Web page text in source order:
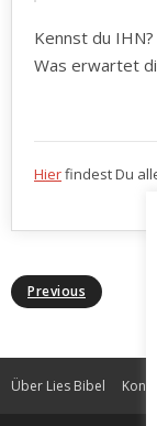
Kennst du IHN?
Was erwartet
Hierfindest Du
Previous
Über Lies Bibel